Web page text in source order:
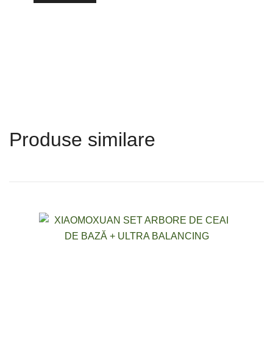
Produse similare